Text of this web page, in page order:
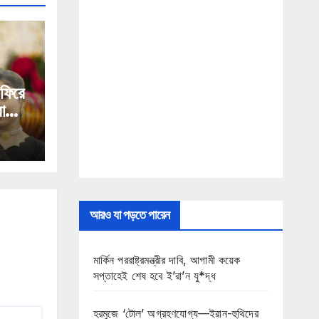
আরও যা পড়তে পারেন
মার্কিন পররাষ্ট্রমন্ত্রীর দাবি, আগামী কয়েক
সপ্তাহেই শেষ হবে ই’রা’ন যু*দ্ধ
হরমুজে ‘টোল’ অগ্রহণযোগ্য—ইরান-হুথিদের